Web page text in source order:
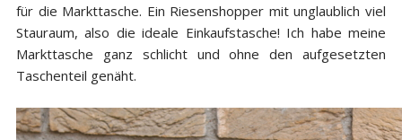
für die Markttasche. Ein Riesenshopper mit unglaublich viel
Stauraum, also die ideale Einkaufstasche! Ich habe meine
Markttasche ganz schlicht und ohne den aufgesetzten
Taschenteil genäht.